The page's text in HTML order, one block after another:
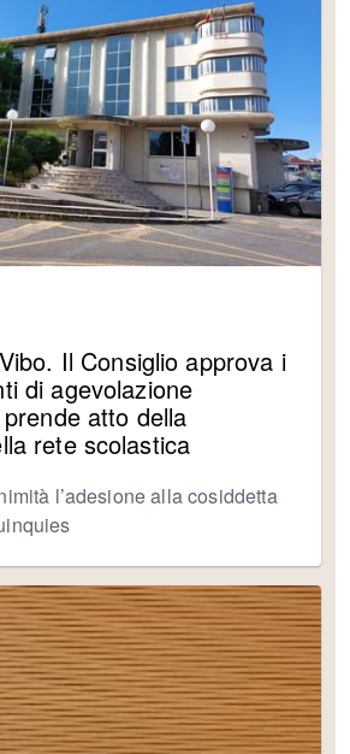
Il Consiglio approva i
di agevolazione
atto della
rete scolastica
l’adesione alla cosiddetta